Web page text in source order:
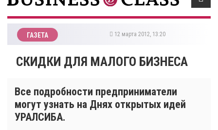
ГАЗЕТА 12 марта 2012, 13:20
СКИДКИ ДЛЯ МАЛОГО БИЗНЕСА
Все подробности предприниматели
могут узнать на Днях открытых идей
УРАЛСИБА.